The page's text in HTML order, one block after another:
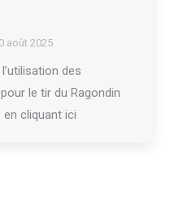
août 2025
des
le tir du Ragondin
en cliquant ici